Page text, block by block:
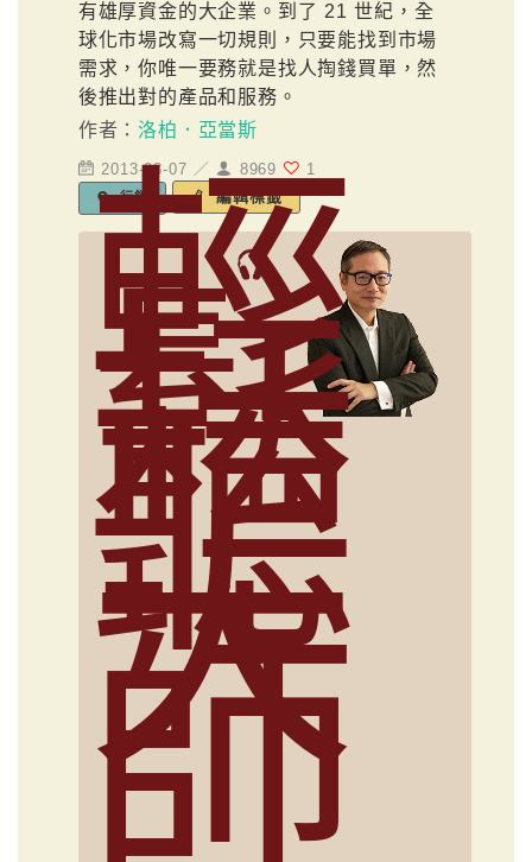
有雄厚資金的大企業。到了 21 世紀，全
球化市場改寫一切規則，只要能找到市場
需求，你唯一要務就是找人掏錢買單，然
後推出對的產品和服務。
作者：洛柏．亞當斯
2013-08-07 ／ 8969 1
行銷 編輯標籤
輕
鬆
聽
大
師